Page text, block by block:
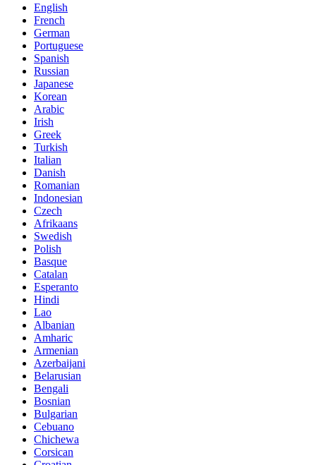
English
French
German
Portuguese
Spanish
Russian
Japanese
Korean
Arabic
Irish
Greek
Turkish
Italian
Danish
Romanian
Indonesian
Czech
Afrikaans
Swedish
Polish
Basque
Catalan
Esperanto
Hindi
Lao
Albanian
Amharic
Armenian
Azerbaijani
Belarusian
Bengali
Bosnian
Bulgarian
Cebuano
Chichewa
Corsican